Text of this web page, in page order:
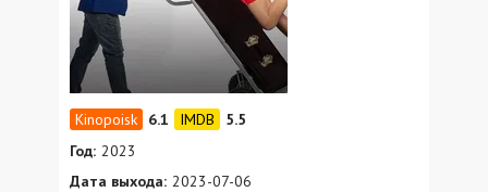
6.1
5.5
Год: 2023
Дата выхода: 2023-07-06